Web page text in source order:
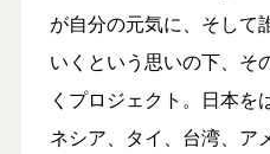
が自分の元気に、そして
いくという思いの下、そ
くプロジェクト。日本を
ネシア、タイ、台湾、ア